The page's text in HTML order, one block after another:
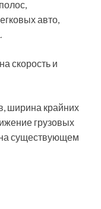
авто,
скорость и
ширина крайних
грузовых
существующем